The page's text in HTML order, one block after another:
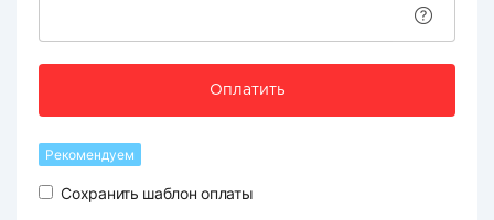
Оплатить
Рекомендуем
Сохранить шаблон оплаты